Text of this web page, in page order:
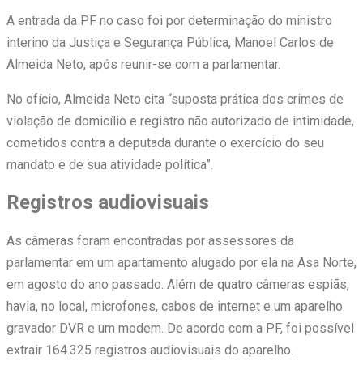
A entrada da PF no caso foi por determinação do ministro
interino da Justiça e Segurança Pública, Manoel Carlos de
Almeida Neto, após reunir-se com a parlamentar.
No ofício, Almeida Neto cita “suposta prática dos crimes de
violação de domicílio e registro não autorizado de intimidade,
cometidos contra a deputada durante o exercício do seu
mandato e de sua atividade política”.
Registros audiovisuais
As câmeras foram encontradas por assessores da
parlamentar em um apartamento alugado por ela na Asa Norte,
em agosto do ano passado. Além de quatro câmeras espiãs,
havia, no local, microfones, cabos de internet e um aparelho
gravador DVR e um modem. De acordo com a PF, foi possível
extrair 164.325 registros audiovisuais do aparelho.